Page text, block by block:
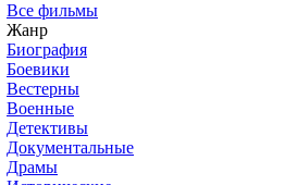
Все фильмы
Жанр
Биография
Боевики
Вестерны
Военные
Детективы
Документальные
Драмы